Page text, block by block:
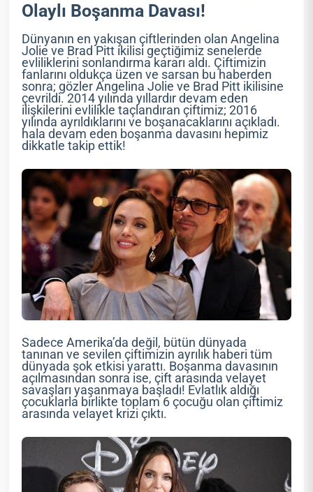
Olaylı Boşanma Davası!
Dünyanın en yakışan çiftlerinden olan Angelina
Jolie ve Brad Pitt ikilisi geçtiğimiz senelerde
evliliklerini sonlandırma kararı aldı. Çiftimizin
fanlarını oldukça üzen ve sarsan bu haberden
sonra; gözler Angelina Jolie ve Brad Pitt ikilisine
çevrildi. 2014 yılında yıllardır devam eden
ilişkilerini evlilikle taçlandıran çiftimiz; 2016
yılında ayrıldıklarını ve boşanacaklarını açıkladı.
hala devam eden boşanma davasını hepimiz
dikkatle takip ettik!
Sadece Amerika’da değil, bütün dünyada
tanınan ve sevilen çiftimizin ayrılık haberi tüm
dünyada şok etkisi yarattı. Boşanma davasının
açılmasından sonra ise, çift arasında velayet
savaşları yaşanmaya başladı! Evlatlık aldığı
çocuklarla birlikte toplam 6 çocuğu olan çiftimiz
arasında velayet krizi çıktı.